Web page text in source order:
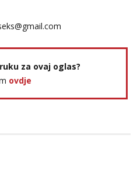
za ovaj oglas?
ovdje